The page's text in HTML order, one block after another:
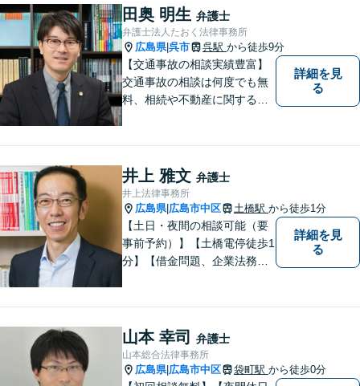
など。話しにくいことも安心
してご相談ください。あなた
の気持ちに寄り添い、丁寧に
お応えします。
田奥 明生 弁護士
弁護士法人たおく法律事務所
広島県|呉市 呉駅 から徒歩9分
【交通事故の相談実績豊富】
交通事故の相談は何度でも無
料、相続や不動産に関する相
様がどうしたいのかを伺い本
質的な解決に導きます。誠心
誠意で地元呉市に貢献しま
す。
詳細を見
る
井上 雅文 弁護士
井上法律事務所
広島県| 広島市中区 土橋駅 から徒歩1分
【土日・夜間の相談可能（要
事前予約）】【土橋電停徒歩1
分】【借金問題、企業法務、
件を多く取り扱っておりま
す。お気軽に問い合わせくだ
さい。
詳細を見
る
山本 幸司 弁護士
山本総合法律事務所
広島県| 広島市中区 袋町駅 から徒歩0分